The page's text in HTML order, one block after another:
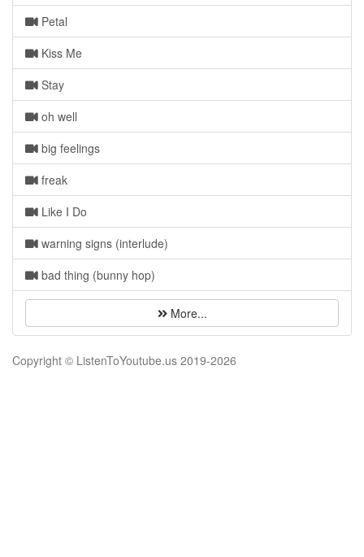
Petal
Kiss Me
Stay
oh well
big feelings
freak
Like I Do
warning signs (interlude)
bad thing (bunny hop)
More...
Copyright © ListenToYoutube.us 2019-2026